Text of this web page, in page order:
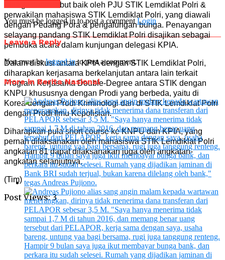
Delegasi disambut baik oleh PJU STIK Lemdiklat Polri &
perwakilan mahasiswa STIK Lemdiklat Polri, yang diawali
dengan Pedang Pora & pengalungan bunga. Penayangan
selayang pandang STIK Lemdiklat Polri disajikan sebagai
pembuka acara dalam kunjungan delegasi KPIA.
Dalam diskusi antara KPIA dengan STIK Lemdiklat Polri,
diharapkan kerjasama berkelanjutan antara lain terkait
Program Kerjasama Double-Degree antara STIK dengan
KNPU khususnya dengan Prodi yang berbeda, yaitu di
Korea dengan Prodi Kriminologi dan di STIK Lemdiklat Polri
dengan Prodi Ilmu Kepolisian.
Diharapkan pula short course ke KNPU dan KPIA, yang
pernah dilaksanakan oleh mahasiswa STIK Lemdiklat Polri
angkatan 81 dapat dilaksanakan juga oleh angkatan-
angkatan selanjutnya.
(Tim)
Post Views: 3
You must be logged in to post a comment Login
Leave a Reply
You must belogged into post a comment.
More in Berita Nasional